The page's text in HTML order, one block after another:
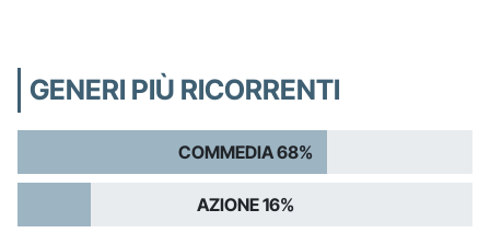
GENERI PIÙ RICORRENTI
COMMEDIA 68%
AZIONE 16%